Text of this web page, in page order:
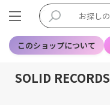
このショップについて
SOLID RECORDS